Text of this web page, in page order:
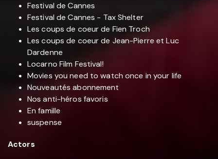
Festival de Cannes
Festival de Cannes - Tax Shelter
Les coups de coeur de Fien Troch
Les coups de coeur de Jean-Pierre et Luc
Dardenne
Locarno Film Festival!
Movies you need to watch once in your life
Nouveautés abonnement
Nos anti-héros favoris
En famille
suspense
Actors